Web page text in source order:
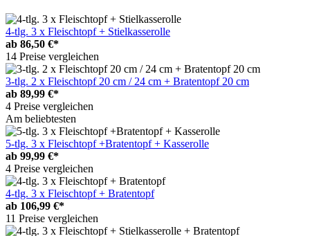
4-tlg. 3 x Fleischtopf + Stielkasserolle
ab 86,50 €*
14 Preise vergleichen
3-tlg. 2 x Fleischtopf 20 cm / 24 cm + Bratentopf 20 cm
ab 89,99 €*
4 Preise vergleichen
Am beliebtesten
5-tlg. 3 x Fleischtopf +Bratentopf + Kasserolle
ab 99,99 €*
4 Preise vergleichen
4-tlg. 3 x Fleischtopf + Bratentopf
ab 106,99 €*
11 Preise vergleichen